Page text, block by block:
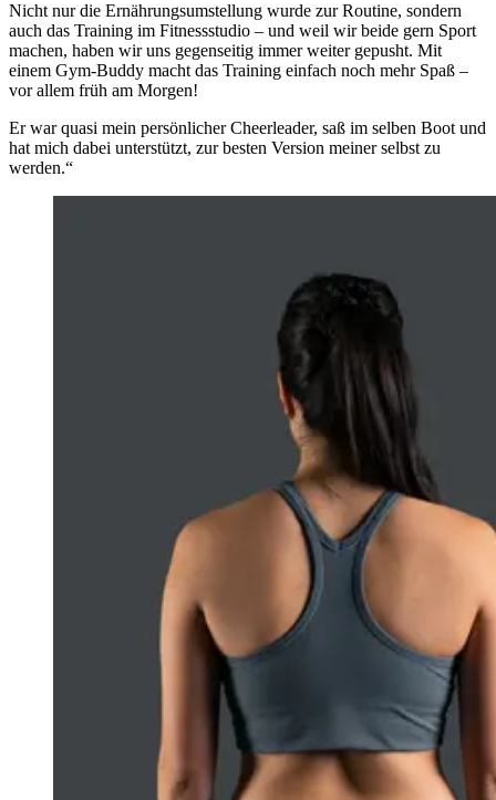
Nicht nur die Ernährungsumstellung wurde zur Routine, sondern
auch das Training im Fitnessstudio – und weil wir beide gern Sport
machen, haben wir uns gegenseitig immer weiter gepusht. Mit
einem Gym-Buddy macht das Training einfach noch mehr Spaß –
vor allem früh am Morgen!
Er war quasi mein persönlicher Cheerleader, saß im selben Boot und
hat mich dabei unterstützt, zur besten Version meiner selbst zu
werden.“